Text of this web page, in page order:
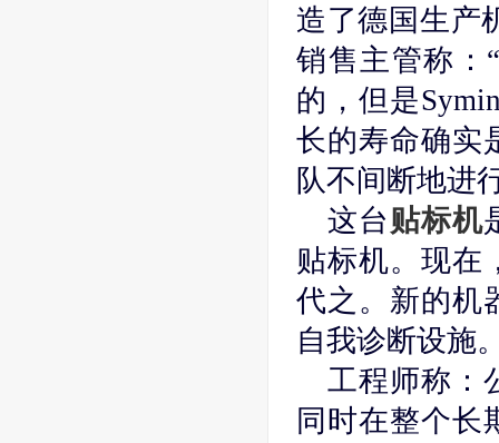
造了德国生
销售主管称：
的，但是
长的寿命确实
队不间断地进
这台 贴标机
贴标机。现在
代之。新的机
自我诊断设施
工程师称：
同时在整个长